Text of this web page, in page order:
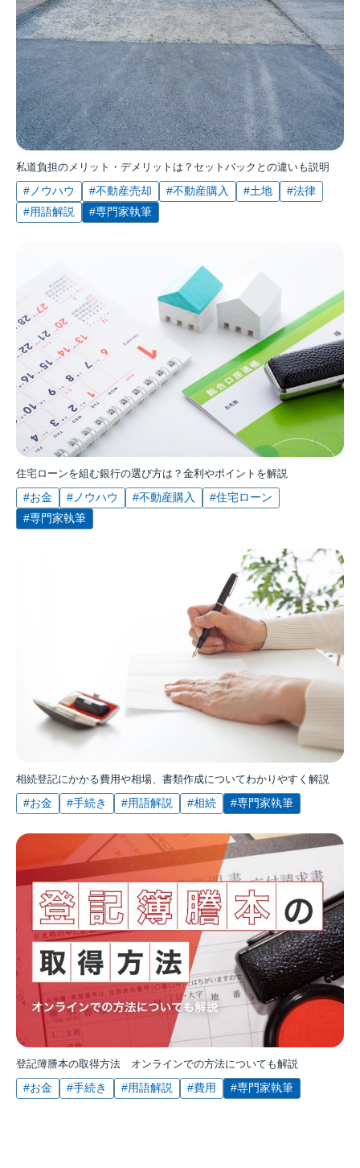
私道負担のメリット・デメリットは？セットバックとの違いも説明
#ノウハウ #不動産売却 #不動産購入 #土地
#法律
#用語解説
#専門家執筆
住宅ローンを組む銀行の選び方は？金利やポイントを解説
#お金 #ノウハウ #不動産購入
#住宅ローン
#専門家執筆
相続登記にかかる費用や相場、書類作成についてわかりやすく解説
#お金 #手続き #用語解説 #相続 #専門家執筆
登記簿謄本の取得方法 オンラインでの方法についても解説
#お金 #手続き #用語解説 #費用 #専門家執筆